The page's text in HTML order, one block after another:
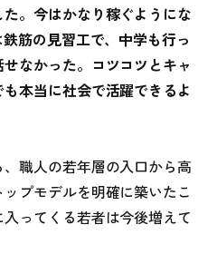
。今はかなり稼ぐようにな
筋の見習工で、中学も行っ
なかった。コツコツとキャ
本当に社会で活躍できるよ
職人の若年層の入口から高
プモデルを明確に築いたこ
ってくる若者は今後増えて